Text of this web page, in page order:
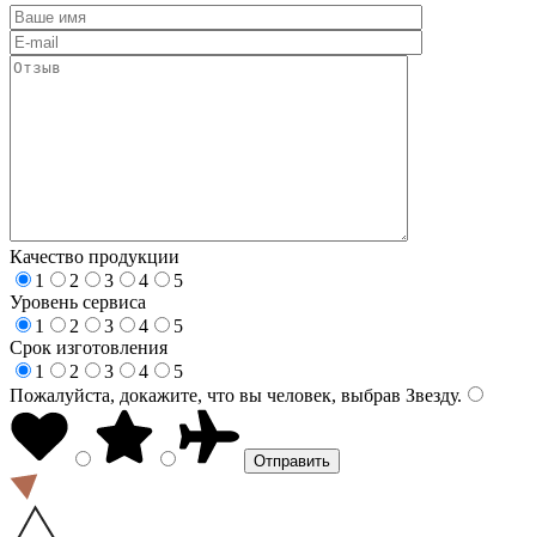
Качество продукции
1
2 3 4
5
Уровень сервиса
1
2 3 4
5
Срок изготовления
1
2 3 4
5
Пожалуйста, докажите, что вы человек, выбрав Звезду.